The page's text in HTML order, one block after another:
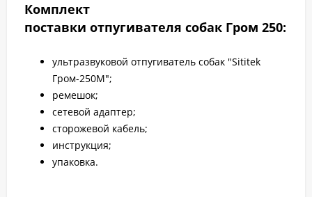
Комплект
поставки отпугивателя собак Гром 250:
ультразвуковой отпугиватель собак "Sititek
Гром-250М";
ремешок;
сетевой адаптер;
сторожевой кабель;
инструкция;
упаковка.